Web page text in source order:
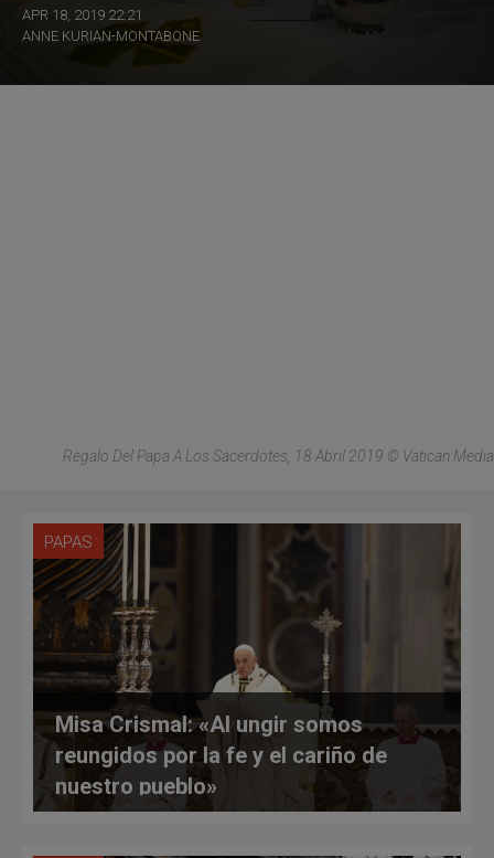
APR 18, 2019 22:21
ANNE KURIAN-MONTABONE
Regalo Del Papa A Los Sacerdotes, 18 Abril 2019 © Vatican Media
PAPAS
Misa Crismal: «Al ungir somos
reungidos por la fe y el cariño de
nuestro pueblo»